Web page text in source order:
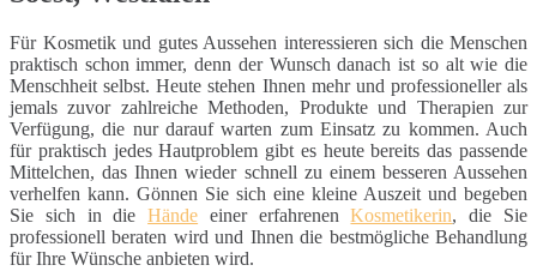
Für Kosmetik und gutes Aussehen interessieren sich die Menschen
praktisch schon immer, denn der Wunsch danach ist so alt wie die
Menschheit selbst. Heute stehen Ihnen mehr und professioneller als
jemals zuvor zahlreiche Methoden, Produkte und Therapien zur
Verfügung, die nur darauf warten zum Einsatz zu kommen. Auch
für praktisch jedes Hautproblem gibt es heute bereits das passende
Mittelchen, das Ihnen wieder schnell zu einem besseren Aussehen
verhelfen kann. Gönnen Sie sich eine kleine Auszeit und begeben
Sie sich in dieHände einer erfahrenenKosmetikerin, die Sie
professionell beraten wird und Ihnen die bestmögliche Behandlung
für Ihre Wünsche anbieten wird.